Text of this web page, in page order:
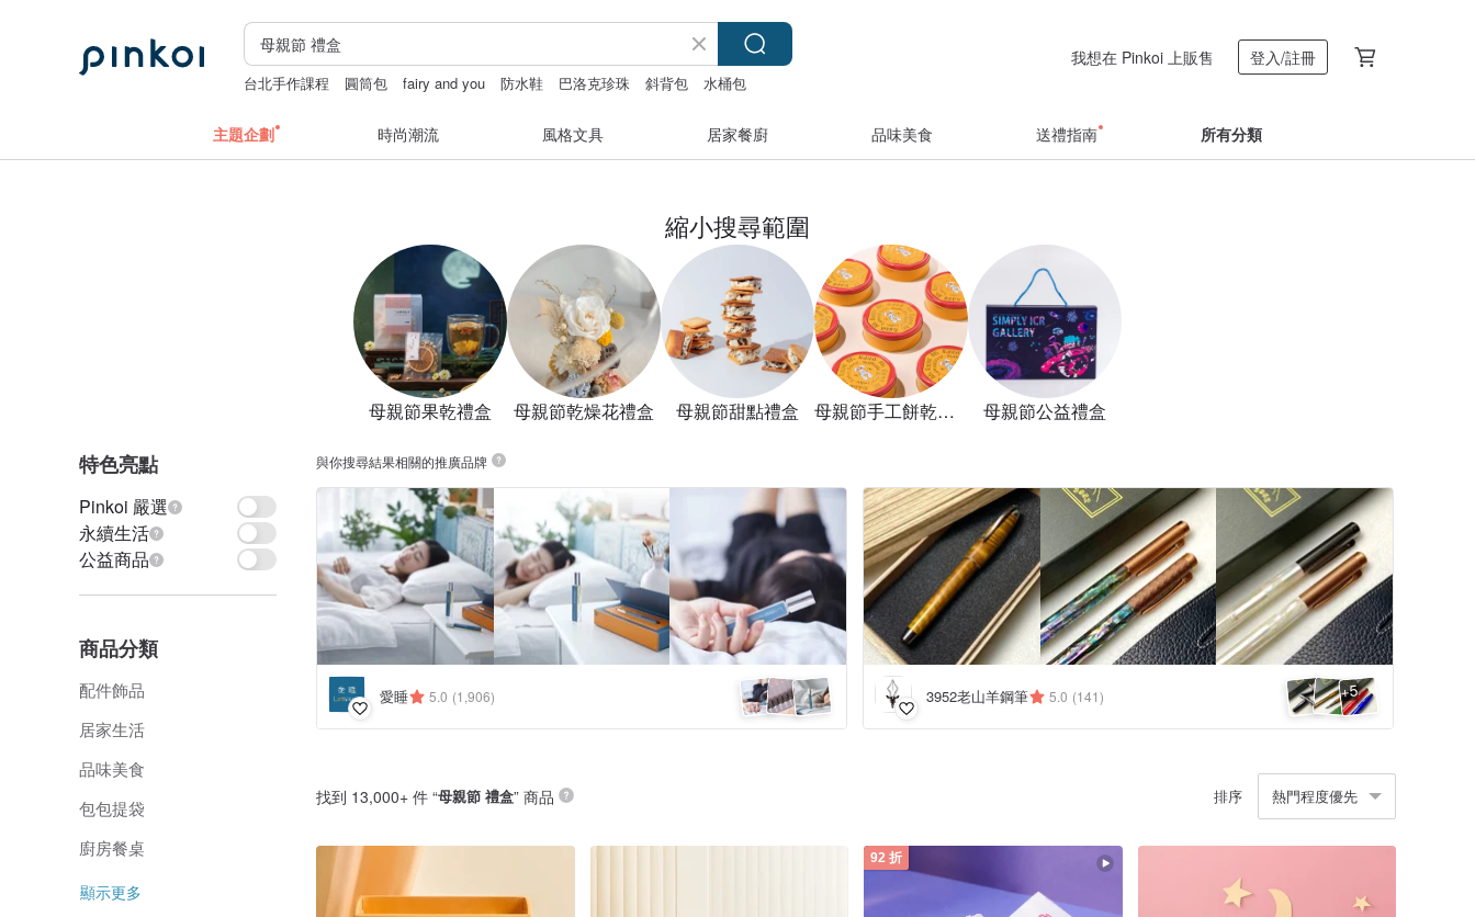
台北手作課程 圓筒包 fairy and you 防水鞋 巴洛克珍珠 斜背包
水桶包
我想在 Pinkoi 上販售 登入/註冊
主題企劃 時尚潮流 風格文具 居家餐廚 品味美食 送禮指南 所有分類
縮小搜尋範圍
母親節果乾禮盒 母親節乾燥花禮盒 母親節甜點禮盒 母親節手工餅乾禮盒 母親節公益禮盒
特色亮點
Pinkoi 嚴選
永續生活
公益商品
商品分類
配件飾品
居家生活
品味美食
包包提袋
廚房餐桌
顯示更多
與你搜尋結果相關的推廣品牌
愛睡 5.0 (1,906) 3952老山羊鋼筆 5.0 (141) +5
找到 13,000+ 件 “母親節 禮盒” 商品 排序 熱門程度優先
92 折